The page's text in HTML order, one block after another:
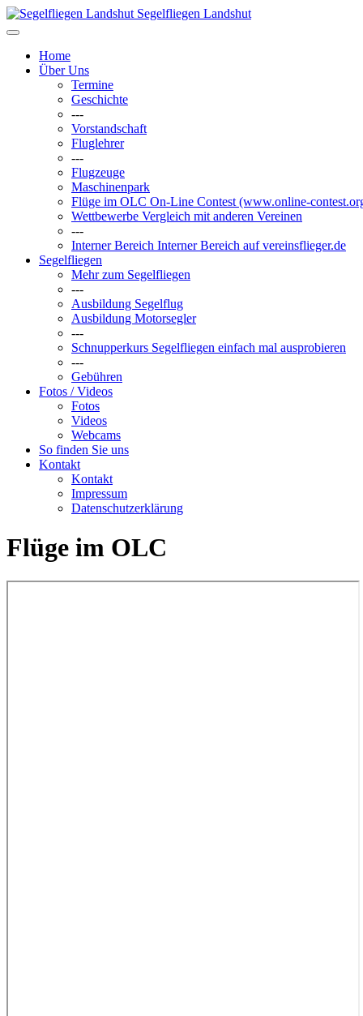
Segelfliegen Landshut
Home
Über Uns
Termine
Geschichte
---
Vorstandschaft
Fluglehrer
---
Flugzeuge
Maschinenpark
Flüge im OLC On-Line Contest (www.online-
Wettbewerbe Vergleich mit anderen Vereinen
---
Interner Bereich Interner Bereich auf vereinsflieger.de
Segelfliegen
Mehr zum Segelfliegen
---
Ausbildung Segelflug
Ausbildung Motorsegler
---
Schnupperkurs Segelfliegen einfach mal ausprobieren
---
Gebühren
Fotos / Videos
Fotos
Videos
Webcams
So finden Sie uns
Kontakt
Kontakt
Impressum
Datenschutzerklärung
Flüge im OLC